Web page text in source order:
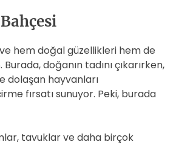
hem doğal güzellikleri hem de
doğanın tadını çıkarırken,
dolaşan hayvanları
fırsatı sunuyor. Peki, burada
tavuklar ve daha birçok